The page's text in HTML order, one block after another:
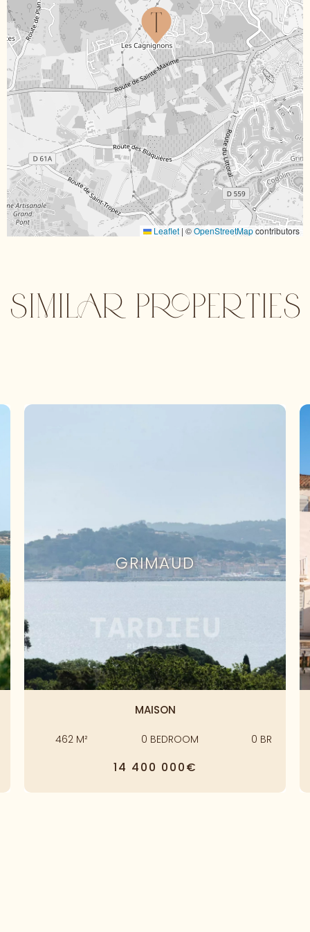
Leaflet | ©OpenStreetMapcontributors
SIMILAR PROPERTIES
GRIMAUD
MAISON
462 M² 0 BEDROOM 0 BR
14 400 000€